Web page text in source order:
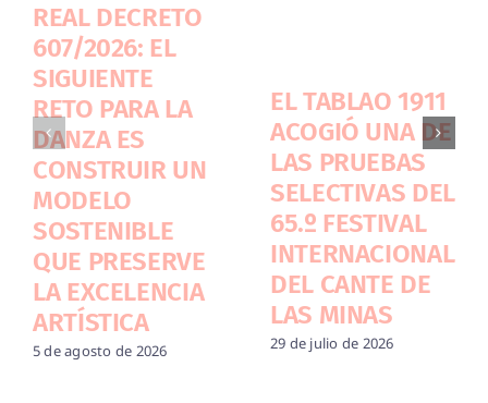
REAL DECRETO
607/2026: EL
SIGUIENTE
RETO PARA LA
DANZA ES
CONSTRUIR UN
MODELO
SOSTENIBLE
QUE PRESERVE
LA EXCELENCIA
ARTÍSTICA
5 de agosto de 2026
EL TABLAO 1911
ACOGIÓ UNA DE
LAS PRUEBAS
SELECTIVAS DEL
65.º FESTIVAL
INTERNACIONAL
DEL CANTE DE
LAS MINAS
29 de julio de 2026